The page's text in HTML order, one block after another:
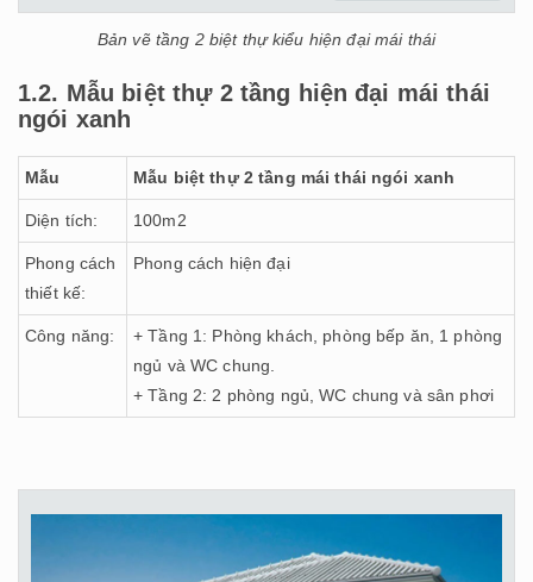
Bản vẽ tầng 2 biệt thự kiểu hiện đại mái thái
1.2. Mẫu biệt thự 2 tầng hiện đại mái thái
ngói xanh
Mẫu Mẫu biệt thự 2 tầng mái thái ngói xanh
Diện tích: 100m2
Phong cách
thiết kế:
Phong cách hiện đại
Công năng:
+ Tầng 1: Phòng khách, phòng bếp ăn, 1 phòng
ngủ và WC chung.
+ Tầng 2: 2 phòng ngủ, WC chung và sân phơi